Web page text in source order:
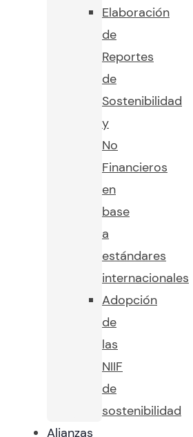
Elaboración
de
Reportes
de
Sostenibilidad
y
No
Financieros
en
base
a
estándares
internacionales
Adopción
de
las
NIIF
de
sostenibilidad
Alianzas